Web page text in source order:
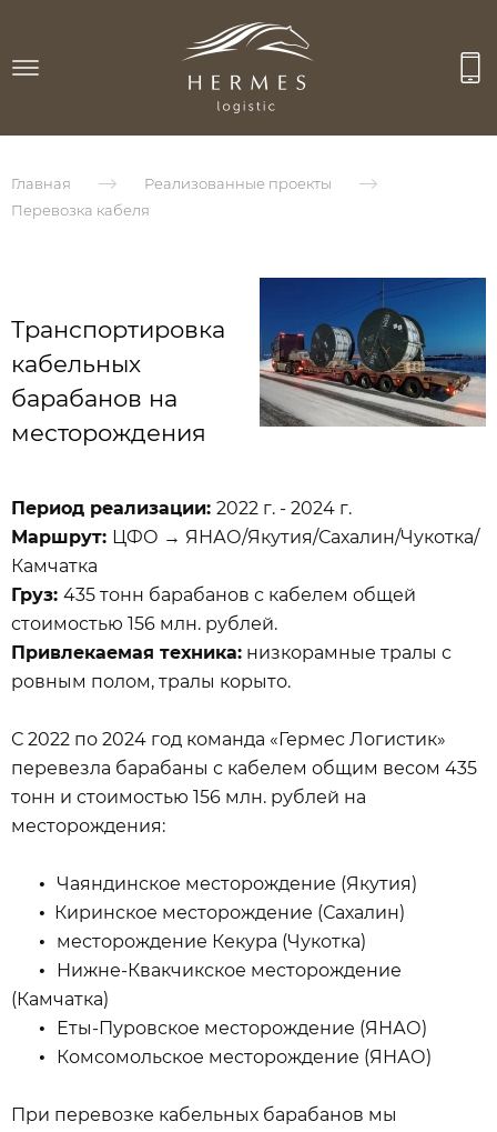
Главная
Реализованные проекты
Перевозка кабеля
Транспортировка
кабельных
барабанов на
месторождения
Период реализации: 2022 г. - 2024 г.
Маршрут: ЦФО → ЯНАО/Якутия/Сахалин/Чукотка/
Камчатка
Груз: 435 тонн барабанов с кабелем общей
стоимостью 156 млн. рублей.
Привлекаемая техника: низкорамные тралы с
ровным полом, тралы корыто.
С 2022 по 2024 год команда «Гермес Логистик»
перевезла барабаны с кабелем общим весом 435
тонн и стоимостью 156 млн. рублей на
месторождения:
• Чаяндинское месторождение (Якутия)
• Киринское месторождение (Сахалин)
• месторождение Кекура (Чукотка)
• Нижне-Квакчикское месторождение
(Камчатка)
• Еты-Пуровское месторождение (ЯНАО)
• Комсомольское месторождение (ЯНАО)
При перевозке кабельных барабанов мы